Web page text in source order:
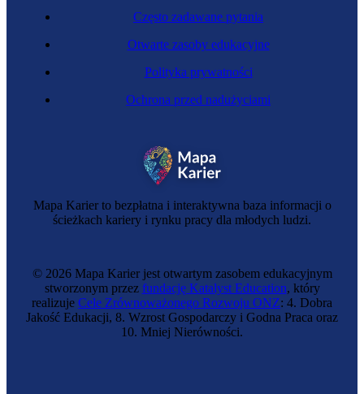
Mapa Karier to bezpłatna i interaktywna baza informacji o
ścieżkach kariery i rynku pracy dla młodych ludzi.
Często zadawane pytania
Otwarte zasoby edukacyjne
Polityka prywatności
Ochrona przed nadużyciami
© 2026 Mapa Karier jest otwartym zasobem edukacyjnym
stworzonym przez fundację Katalyst Education, który
realizuje Cele Zrównoważonego Rozwoju ONZ: 4. Dobra
Jakość Edukacji, 8. Wzrost Gospodarczy i Godna Praca oraz
10. Mniej Nierówności.